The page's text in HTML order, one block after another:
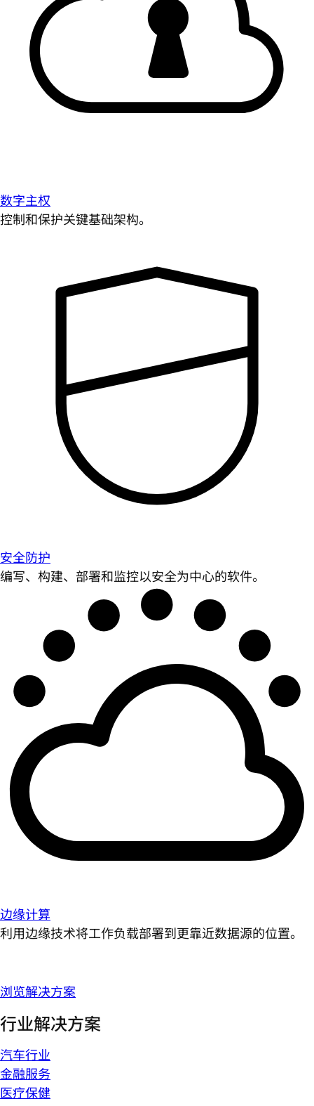
数字主权
控制和保护关键基础架构。
安全防护
编写、构建、部署和监控以安全为中心的软件。
边缘计算
利用边缘技术将工作负载部署到更靠近数据源的位置。
浏览解决方案
行业解决方案
汽车行业
金融服务
医疗保健